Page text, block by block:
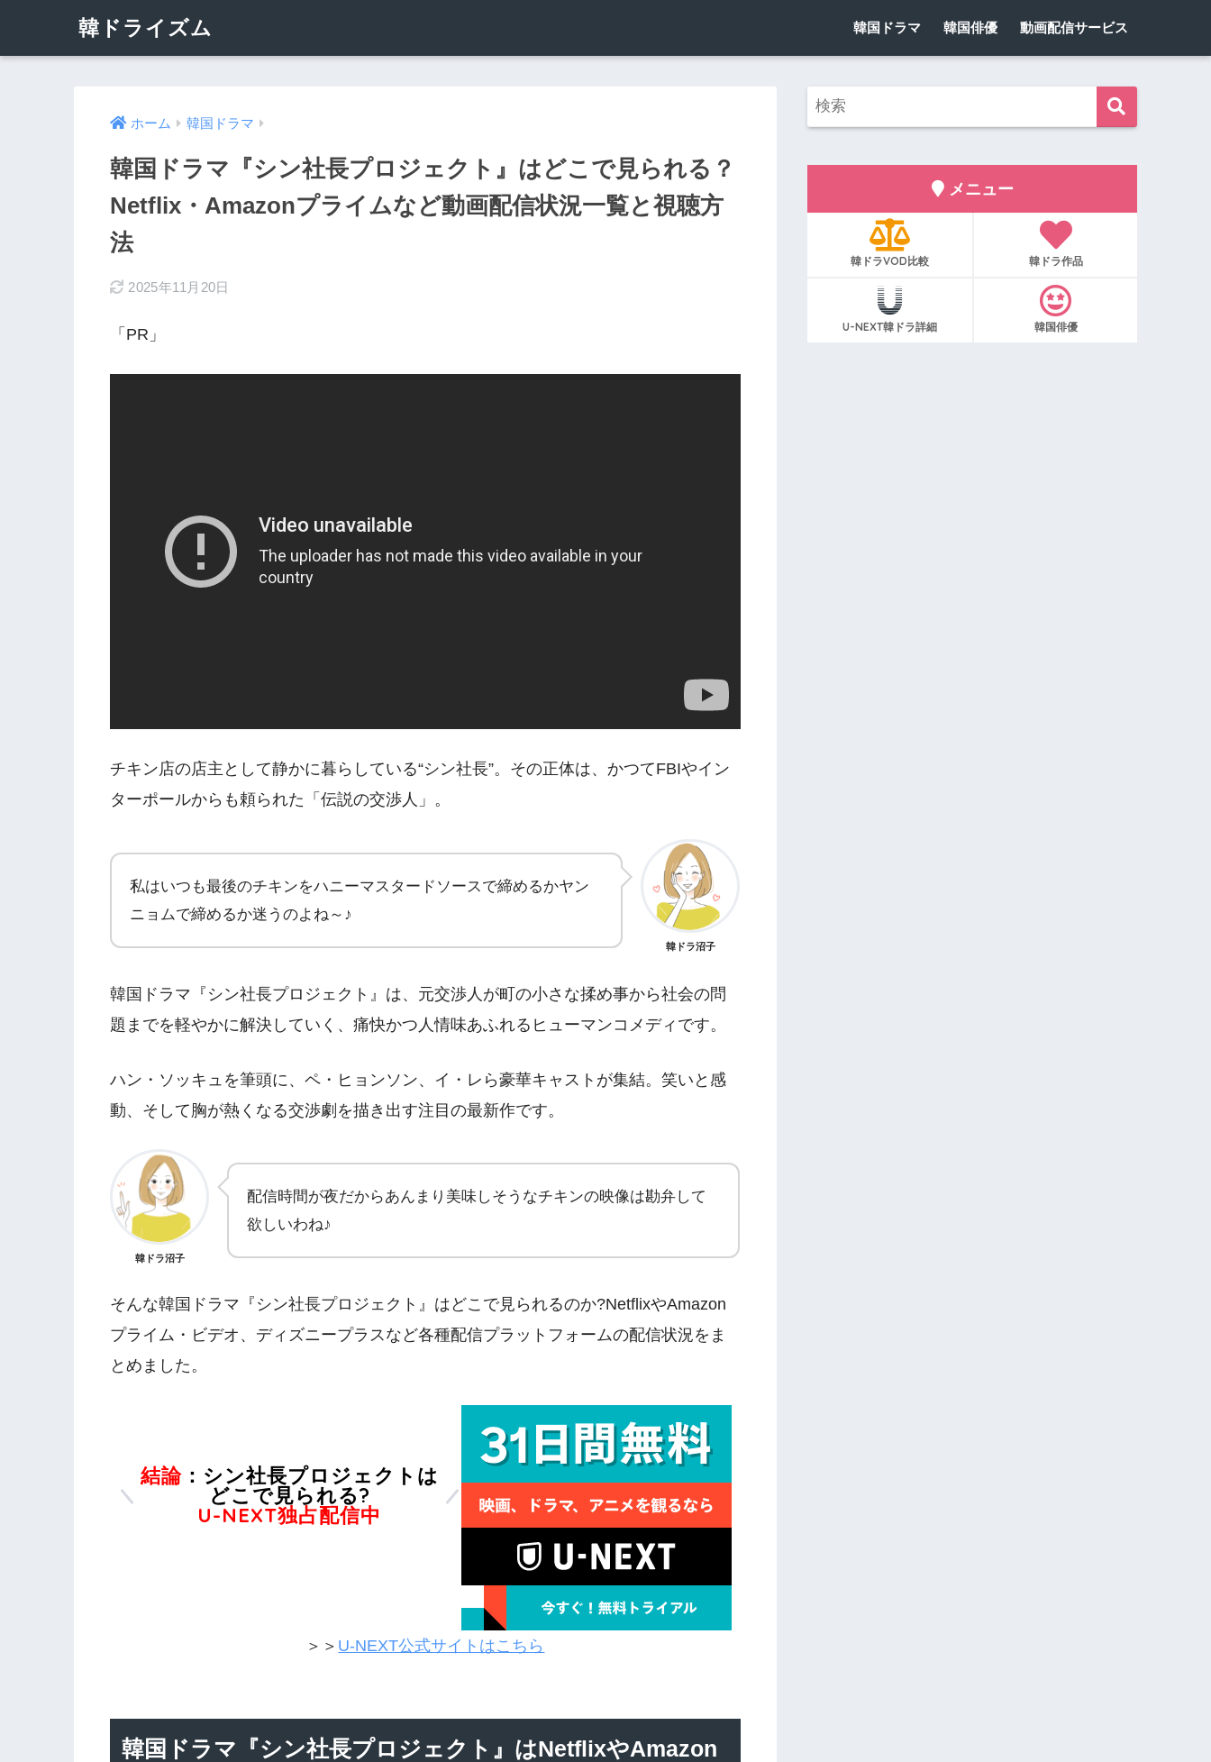
韓ドライズム 韓国ドラマ 韓国俳優 動画配信サービス
ホーム 韓国ドラマ
韓国ドラマ『シン社長プロジェクト』はどこで見られる？
Netflix・Amazonプライムなど動画配信状況一覧と視聴方
法
2025年11月20日
「PR」
チキン店の店主として静かに暮らしている“シン社長”。その正体は、かつてFBIやイン
ターポールからも頼られた「伝説の交渉人」。
私はいつも最後のチキンをハニーマスタードソースで締めるかヤン
ニョムで締めるか迷うのよね～♪
韓ドラ沼子
韓国ドラマ『シン社長プロジェクト』は、元交渉人が町の小さな揉め事から社会の問
題までを軽やかに解決していく、痛快かつ人情味あふれるヒューマンコメディです。
ハン・ソッキュを筆頭に、ペ・ヒョンソン、イ・レら豪華キャストが集結。笑いと感
動、そして胸が熱くなる交渉劇を描き出す注目の最新作です。
韓ドラ沼子
配信時間が夜だからあんまり美味しそうなチキンの映像は勘弁して
欲しいわね♪
そんな韓国ドラマ『シン社長プロジェクト』はどこで見られるのか?NetflixやAmazon
プライム・ビデオ、ディズニープラスなど各種配信プラットフォームの配信状況をま
とめました。
結論：シン社長プロジェクトは
どこで見られる?
U-NEXT独占配信中
＞＞ U-NEXT公式サイトはこちら
韓国ドラマ『シン社長プロジェクト』はNetflixやAmazon
メニュー
韓ドラVOD比較 韓ドラ作品
U-NEXT韓ドラ詳細 韓国俳優